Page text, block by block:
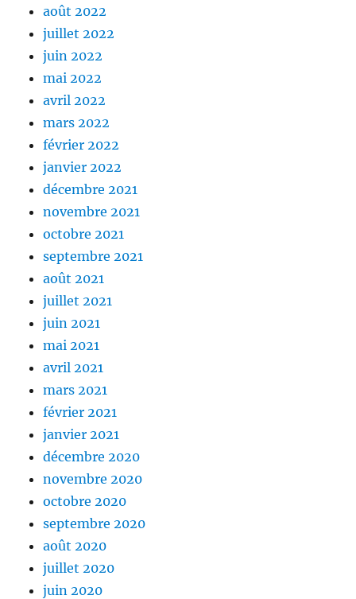
août 2022
juillet 2022
juin 2022
mai 2022
avril 2022
mars 2022
février 2022
janvier 2022
décembre 2021
novembre 2021
octobre 2021
septembre 2021
août 2021
juillet 2021
juin 2021
mai 2021
avril 2021
mars 2021
février 2021
janvier 2021
décembre 2020
novembre 2020
octobre 2020
septembre 2020
août 2020
juillet 2020
juin 2020